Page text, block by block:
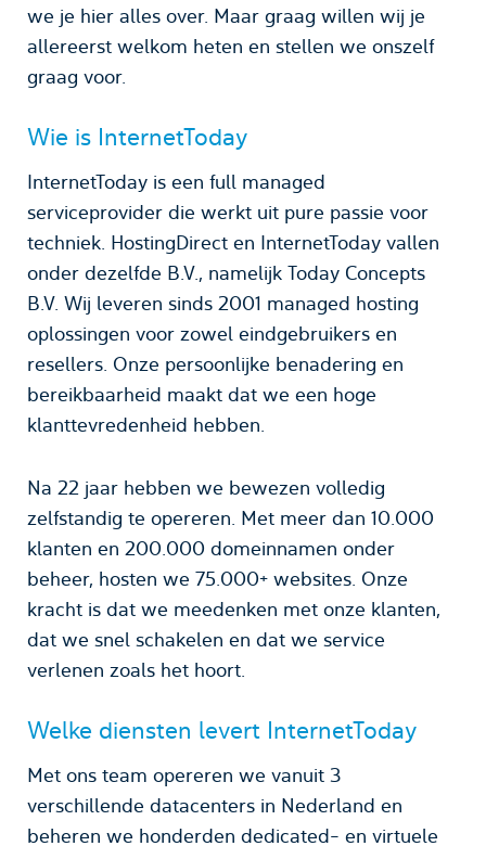
we je hier alles over. Maar graag willen wij je
allereerst welkom heten en stellen we onszelf
graag voor.
Wie is InternetToday
InternetToday is een full managed
serviceprovider die werkt uit pure passie voor
techniek. HostingDirect en InternetToday vallen
onder dezelfde B.V., namelijk Today Concepts
B.V. Wij leveren sinds 2001 managed hosting
oplossingen voor zowel eindgebruikers en
resellers. Onze persoonlijke benadering en
bereikbaarheid maakt dat we een hoge
klanttevredenheid hebben.
Na 22 jaar hebben we bewezen volledig
zelfstandig te opereren. Met meer dan 10.000
klanten en 200.000 domeinnamen onder
beheer, hosten we 75.000+ websites. Onze
kracht is dat we meedenken met onze klanten,
dat we snel schakelen en dat we service
verlenen zoals het hoort.
Welke diensten levert InternetToday
Met ons team opereren we vanuit 3
verschillende datacenters in Nederland en
beheren we honderden dedicated- en virtuele